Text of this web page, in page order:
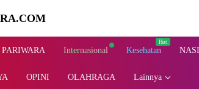
Internasional Kesehatan
OPINI OLAHRAGA Lainnya